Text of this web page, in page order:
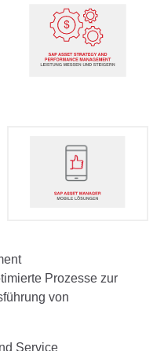
Prozesse zur
von
Service